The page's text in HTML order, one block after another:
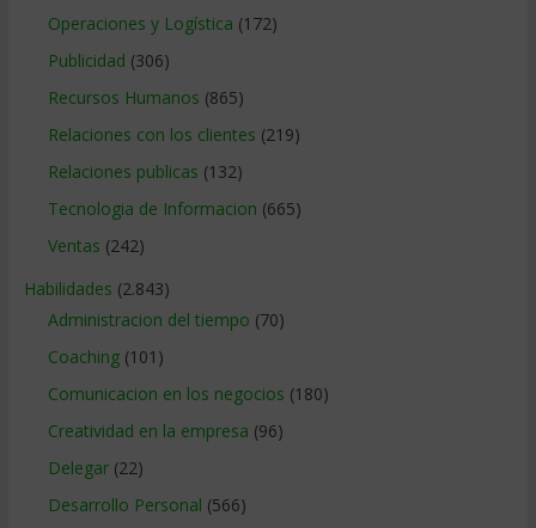
Operaciones y Logística (172)
Publicidad (306)
Recursos Humanos (865)
Relaciones con los clientes (219)
Relaciones publicas (132)
Tecnologia de Informacion (665)
Ventas (242)
Habilidades (2.843)
Administracion del tiempo (70)
Coaching(101)
Comunicacion en los negocios (180)
Creatividad en la empresa (96)
Delegar(22)
Desarrollo Personal (566)